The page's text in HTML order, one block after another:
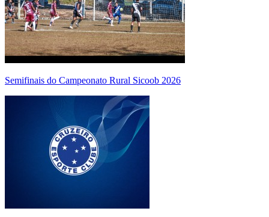
Semifinais do Campeonato Rural Sicoob 2026